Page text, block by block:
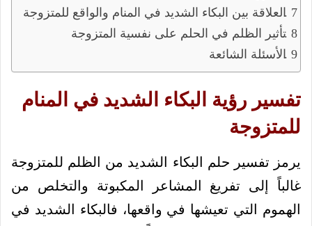
العلاقة بين البكاء الشديد في المنام والواقع للمتزوجة
تأثير الظلم في الحلم على نفسية المتزوجة
الأسئلة الشائعة
تفسير رؤية البكاء الشديد في المنام
للمتزوجة
يرمز تفسير حلم البكاء الشديد من الظلم للمتزوجة
غالباً إلى تفريغ المشاعر المكبوتة والتخلص من
الهموم التي تعيشها في واقعها، فالبكاء الشديد في